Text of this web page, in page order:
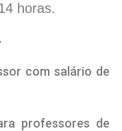
horas.
com salário de
professores de